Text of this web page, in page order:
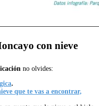
con nieve
no olvides:
.
que te vas a encontrar,